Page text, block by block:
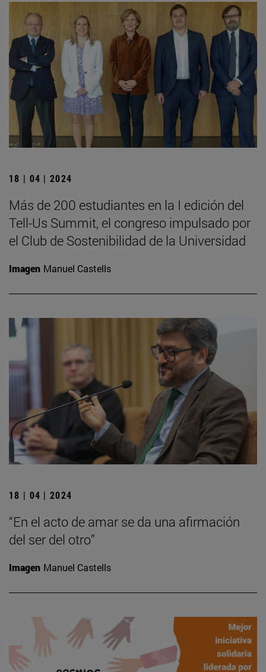
18 | 04 | 2024
Más de 200 estudiantes en la I edición del
Tell-Us Summit, el congreso impulsado por
el Club de Sostenibilidad de la Universidad
Imagen Manuel Castells
18 | 04 | 2024
“En el acto de amar se da una afirmación
del ser del otro”
Imagen Manuel Castells